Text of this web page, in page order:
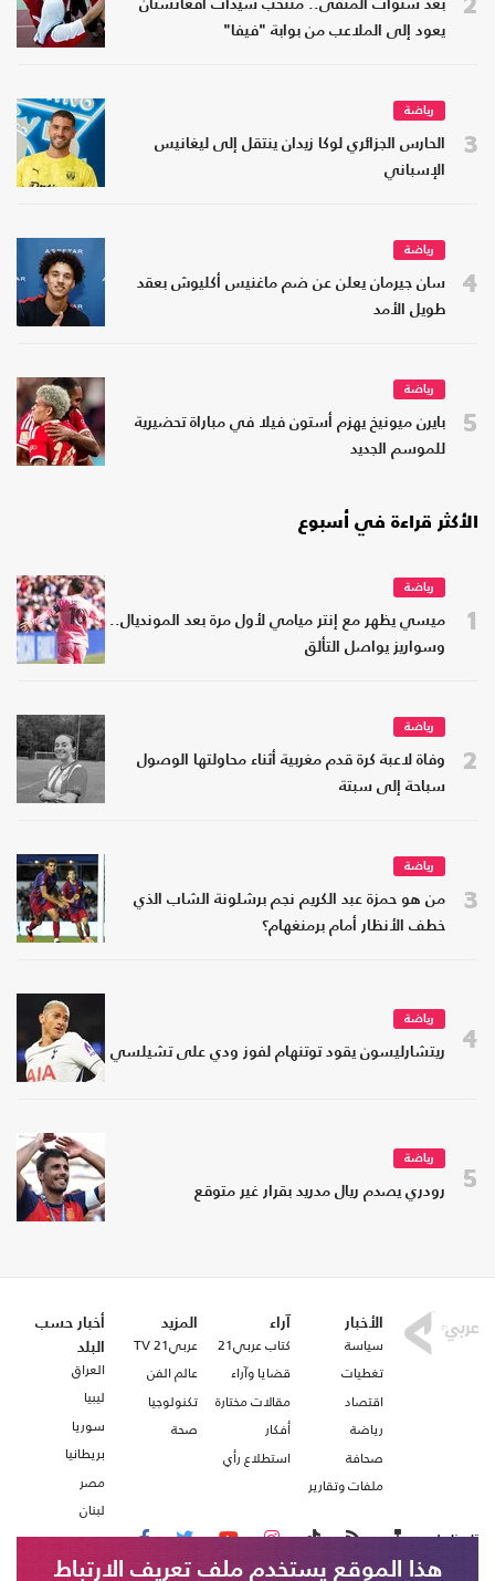
بعد سنوات المنفى.. منتخب سيدات أفغانستان
يعود إلى الملاعب من بوابة "فيفا"
3
رياضة
الحارس الجزائري لوكا زيدان ينتقل إلى ليغانيس
الإسباني
4
رياضة
سان جيرمان يعلن عن ضم ماغنيس أكليوش بعقد
طويل الأمد
5
رياضة
بايرن ميونيخ يهزم أستون فيلا في مباراة تحضيرية
للموسم الجديد
الأكثر قراءة في أسبوع
1
رياضة
ميسي يظهر مع إنتر ميامي لأول مرة بعد المونديال..
وسواريز يواصل التألق
2
رياضة
وفاة لاعبة كرة قدم مغربية أثناء محاولتها الوصول
سباحة إلى سبتة
3
رياضة
من هو حمزة عبد الكريم نجم برشلونة الشاب الذي
خطف الأنظار أمام برمنغهام؟
4
رياضة
ريتشارليسون يقود توتنهام لفوز ودي على تشيلسي
5
رياضة
رودري يصدم ريال مدريد بقرار غير متوقع
الأخبار
سياسة
تغطيات
اقتصاد
رياضة
صحافة
ملفات وتقارير
آراء
كتاب عربي21
قضايا وآراء
مقالات مختارة
أفكار
استطلاع رأي
المزيد
عربي21 TV
عالم الفن
تكنولوجيا
صحة
أخبار حسب
البلد
العراق
ليبيا
سوريا
بريطانيا
مصر
لبنان
تابعنا على
هذا الموقع يستخدم ملف تعريف الارتباط